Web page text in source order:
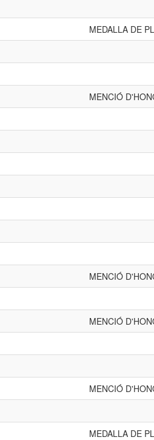
MEDALLA DE
MENCIÓ
MENCIÓ
MENCIÓ
MENCIÓ
MEDALLA DE